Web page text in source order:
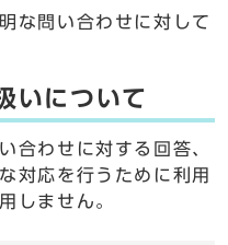
な問い合わせに対して
いについて
合わせに対する回答、
対応を行うために利用
しません。